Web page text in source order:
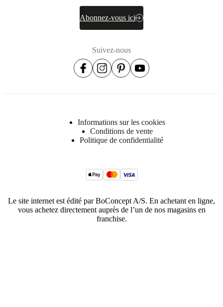
Abonnez-vous ici
Suivez-nous
Informations sur les cookies
Conditions de vente
Politique de confidentialité
Le site internet est édité par BoConcept A/S. En achetant en ligne,
vous achetez directement auprès de l’un de nos magasins en
franchise.